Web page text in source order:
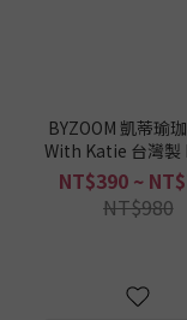
BYZOOM 凱蒂瑜
With Katie 台灣製
珈磚 45D - 沉
NT$390 ~
NT$980